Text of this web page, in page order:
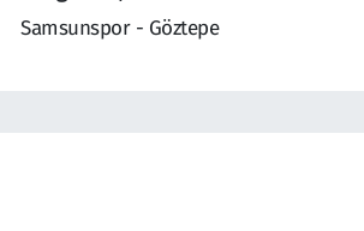
Samsunspor - Göztepe